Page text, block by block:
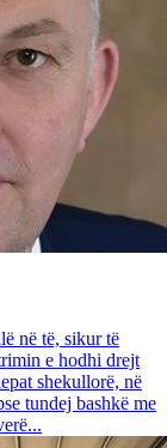
në të, sikur të
e hodhi drejt
shekullorë, në
tundej bashkë me